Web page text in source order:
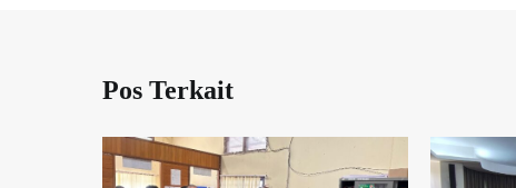
Pos Terkait